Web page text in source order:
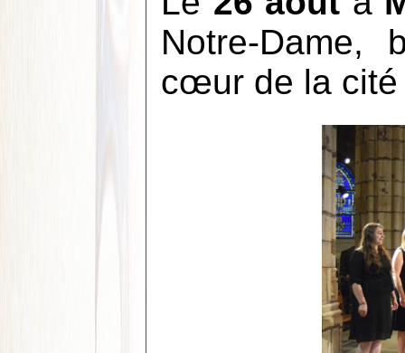
Notre-Dame,
cœur de la cité